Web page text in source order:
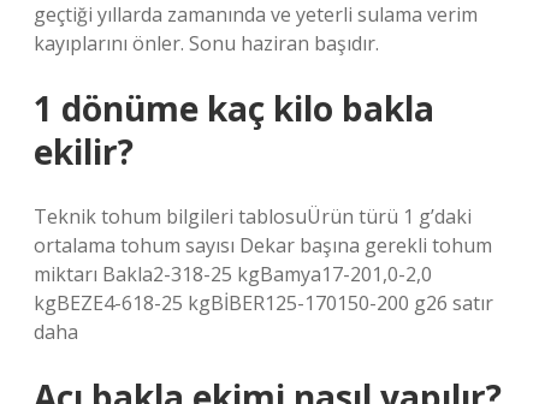
geçtiği yıllarda zamanında ve yeterli sulama verim
kayıplarını önler. Sonu haziran başıdır.
1 dönüme kaç kilo bakla
ekilir?
Teknik tohum bilgileri tablosuÜrün türü 1 g’daki
ortalama tohum sayısı Dekar başına gerekli tohum
miktarı Bakla2-318-25 kgBamya17-201,0-2,0
kgBEZE4-618-25 kgBİBER125-170150-200 g26 satır
daha